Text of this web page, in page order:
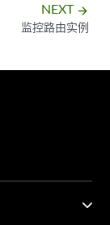
NEXT arrow_forward
监控路由实例